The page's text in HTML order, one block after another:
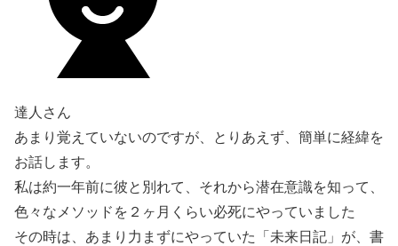
達人さん
あまり覚えていないのですが、とりあえず、簡単に経緯を
お話します。
私は約一年前に彼と別れて、それから潜在意識を知って、
色々なメソッドを２ヶ月くらい必死にやっていました
その時は、あまり力まずにやっていた「未来日記」が、書